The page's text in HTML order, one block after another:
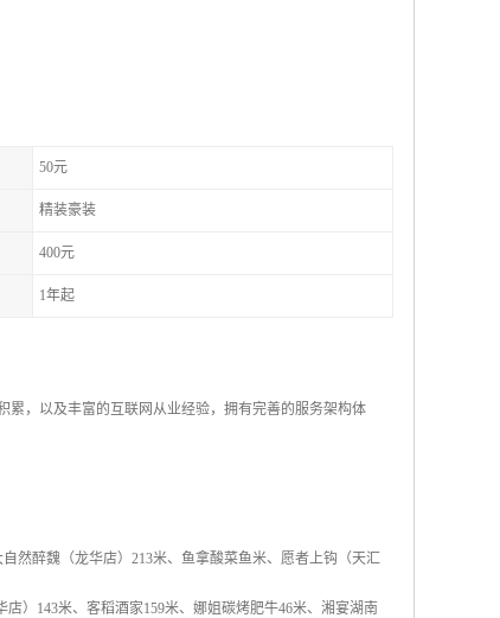
50元
精装豪装
400元
1年起
，以及丰富的互联网从业经验，拥有完善的服务架构体
然醉魏（龙华店）213米、鱼拿酸菜鱼米、愿者上钩（天汇
）143米、客稻酒家159米、娜姐碳烤肥牛46米、湘宴湖南